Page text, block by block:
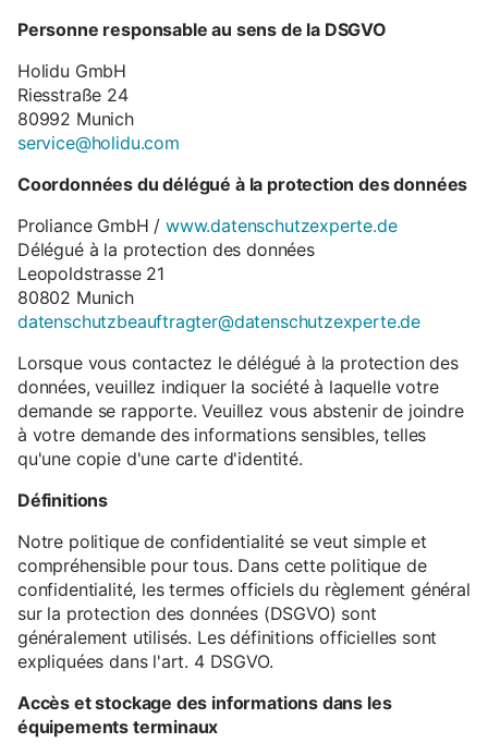
Personne responsable au sens de la DSGVO
Holidu GmbH
Riesstraße 24
80992 Munich
service@holidu.com
Coordonnées du délégué à la protection des données
Proliance GmbH /www.datenschutzexperte.de
Délégué à la protection des données
Leopoldstrasse 21
80802 Munich
datenschutzbeauftragter@datenschutzexperte.de
Lorsque vous contactez le délégué à la protection des
données, veuillez indiquer la société à laquelle votre
demande se rapporte. Veuillez vous abstenir de joindre
à votre demande des informations sensibles, telles
qu'une copie d'une carte d'identité.
Définitions
Notre politique de confidentialité se veut simple et
compréhensible pour tous. Dans cette politique de
confidentialité, les termes officiels du règlement général
sur la protection des données (DSGVO) sont
généralement utilisés. Les définitions officielles sont
expliquées dans l'art. 4 DSGVO.
Accès et stockage des informations dans les
équipements terminaux